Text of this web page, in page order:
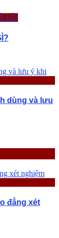
dùng và lưu
đẳng xét